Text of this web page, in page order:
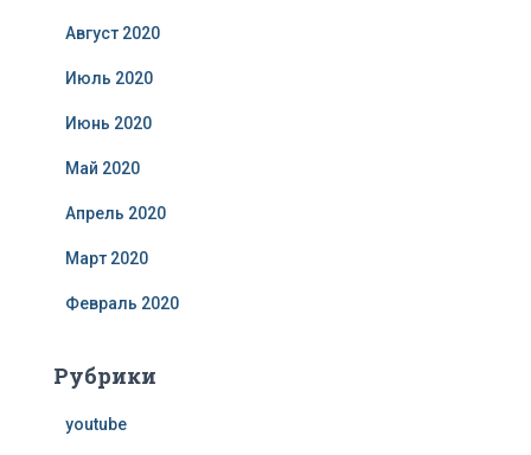
Август 2020
Июль 2020
Июнь 2020
Май 2020
Апрель 2020
Март 2020
Февраль 2020
Рубрики
youtube